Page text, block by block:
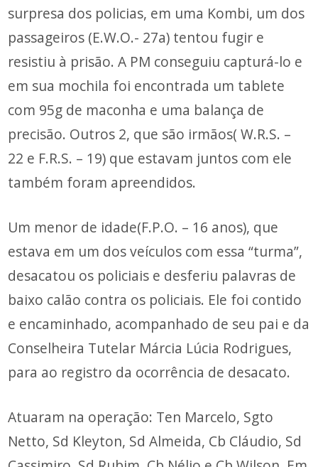
surpresa dos policias, em uma Kombi, um dos
passageiros (E.W.O.- 27a) tentou fugir e
resistiu à prisão. A PM conseguiu capturá-lo e
em sua mochila foi encontrada um tablete
com 95g de maconha e uma balança de
precisão. Outros 2, que são irmãos( W.R.S. –
22 e F.R.S. – 19) que estavam juntos com ele
também foram apreendidos.
Um menor de idade(F.P.O. – 16 anos), que
estava em um dos veículos com essa “turma”,
desacatou os policiais e desferiu palavras de
baixo calão contra os policiais. Ele foi contido
e encaminhado, acompanhado de seu pai e da
Conselheira Tutelar Márcia Lúcia Rodrigues,
para ao registro da ocorrência de desacato.
Atuaram na operação: Ten Marcelo, Sgto
Netto, Sd Kleyton, Sd Almeida, Cb Cláudio, Sd